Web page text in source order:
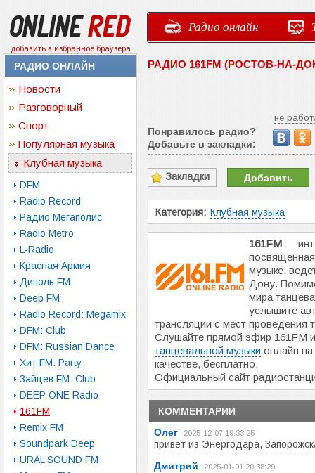
добавить в избранное браузера
Радио онлайн
РАДИО ОНЛАЙН
Новости
Разговорный
Спорт
Популярная музыка
Клубная музыка
DFM
Radio Record
Радио Мегаполис
Radio Metro
L-Radio
Красная Армия
Диполь FM
Deep FM
Radio Record: Megamix
DFM: Club
DFM: Russian Dance
Хит FM: Party
Зайцев FM: Club
DEEP ONE Radio
161FM
Remix FM
Soundpark Deep
URAL SOUND FM
РАДИО 161FM (РОСТОВ-НА-
не
Понравилось радио?
Добавьте в закладки:
Закладки Добавить
Категория: Клубная музыка
161FM —
посвященная
музыке,
Дону.
мира
услышите
трансляции с мест проведения
Слушайте прямой эфир 161FM
танцевальной музыки онлайн
качестве, бесплатно.
Официальный сайт
КОММЕНТАРИИ
Олег
2025-12-07 19:33:25
привет из Энергодара,
Дмитрий
2025-01-01 20:38:29